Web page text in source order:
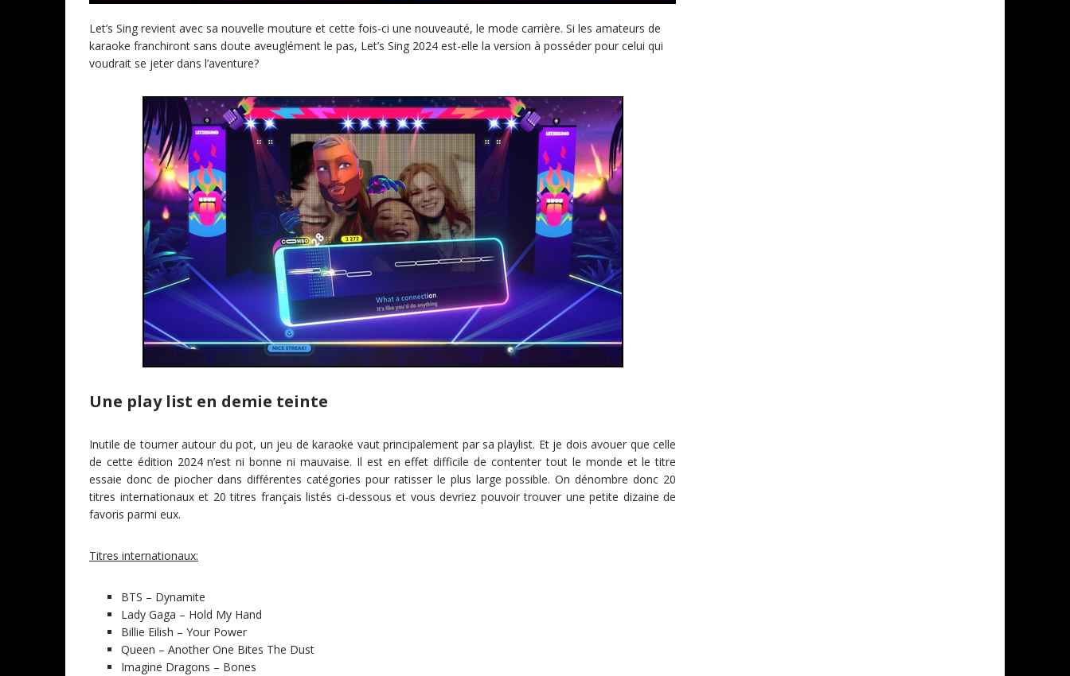
Let’s Sing revient avec sa nouvelle mouture et cette fois-ci une nouveauté, le mode carrière. Si les amateurs de
karaoke franchiront sans doute aveuglément le pas, Let’s Sing 2024 est-elle la version à posséder pour celui qui
voudrait se jeter dans l’aventure?
Une play list en demie teinte
Inutile de tourner autour du pot, un jeu de karaoke vaut principalement par sa playlist. Et je dois avouer que celle
de cette édition 2024 n’est ni bonne ni mauvaise. Il est en effet difficile de contenter tout le monde et le titre
essaie donc de piocher dans différentes catégories pour ratisser le plus large possible. On dénombre donc 20
titres internationaux et 20 titres français listés ci-dessous et vous devriez pouvoir trouver une petite dizaine de
favoris parmi eux.
Titres internationaux:
BTS – Dynamite
Lady Gaga – Hold My Hand
Billie Eilish – Your Power
Queen – Another One Bites The Dust
Imagine Dragons – Bones